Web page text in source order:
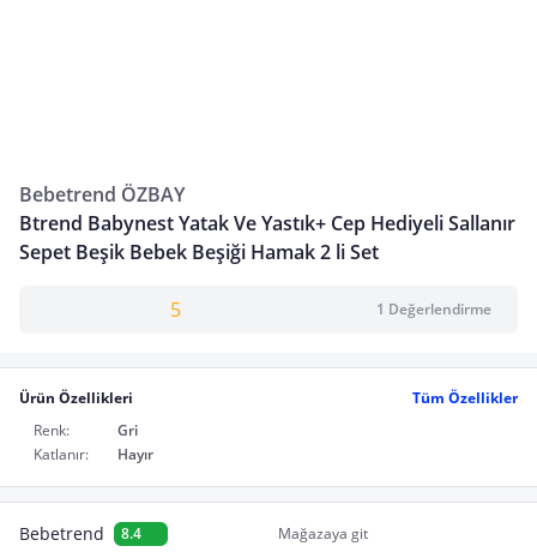
Bebetrend ÖZBAY
Btrend Babynest Yatak Ve Yastık+ Cep Hediyeli Sallanır
Sepet Beşik Bebek Beşiği Hamak 2 li Set
5 1 Değerlendirme
Ürün Özellikleri
Tüm Özellikler
Renk:
Gri
Katlanır:
Hayır
Bebetrend 8.4 Mağazaya git